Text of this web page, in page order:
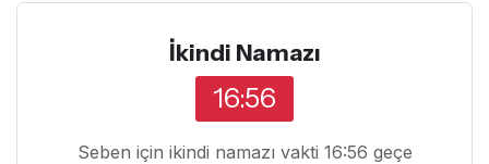
İkindi Namazı
16:56
Seben için ikindi namazı vakti 16:56 geçe